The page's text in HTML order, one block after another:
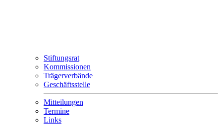
Stiftungsrat
Kommissionen
Trägerverbände
Geschäftsstelle
Mitteilungen
Termine
Links